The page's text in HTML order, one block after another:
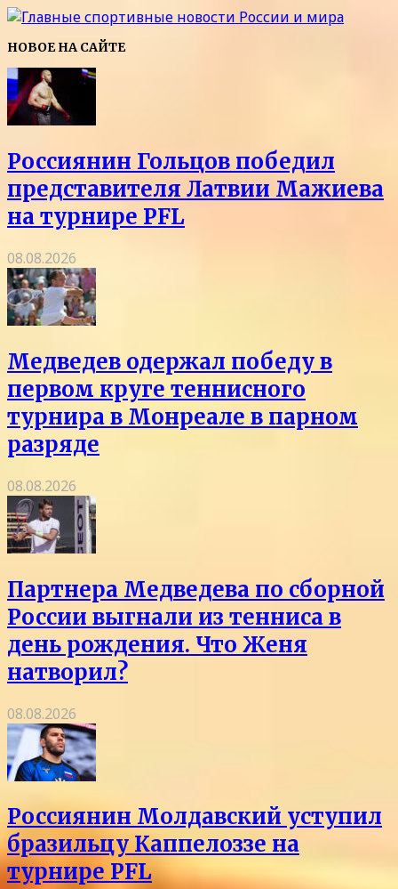
НОВОЕ НА САЙТЕ
Россиянин Гольцов победил
представителя Латвии Мажиева
на турнире PFL
08.08.2026
Медведев одержал победу в
первом круге теннисного
турнира в Монреале в парном
разряде
08.08.2026
Партнера Медведева по сборной
России выгнали из тенниса в
день рождения. Что Женя
натворил?
08.08.2026
Россиянин Молдавский уступил
бразильцу Каппелоззе на
турнире PFL